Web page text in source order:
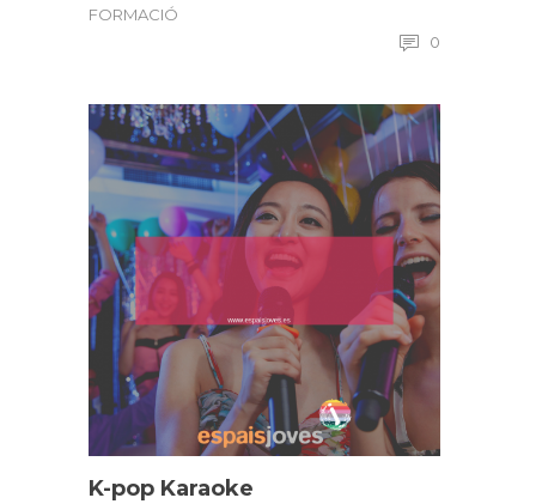
FORMACIÓ
0
K-pop Karaoke